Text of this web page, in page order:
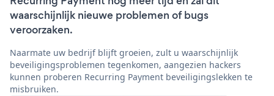
waarschijnlijk nieuwe problemen of bugs
veroorzaken.
Naarmate uw bedrijf blijft groeien, zult u waarschijnlijk
beveiligingsproblemen tegenkomen, aangezien hackers
kunnen proberen Recurring Payment beveiligingslekken te
misbruiken.